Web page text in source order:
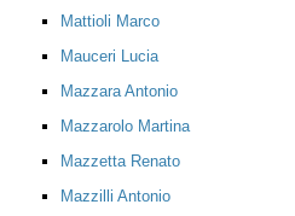
Mattioli Marco
Mauceri Lucia
Mazzara Antonio
Mazzarolo Martina
Mazzetta Renato
Mazzilli Antonio